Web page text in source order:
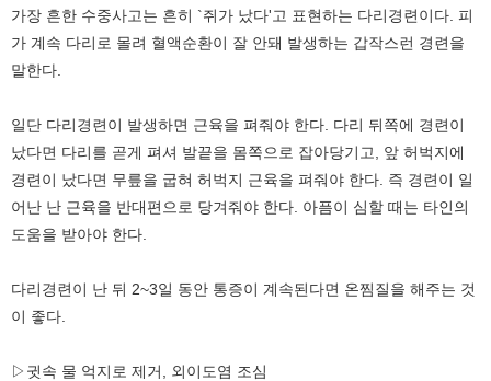
가장 흔한 수중사고는 흔히 `쥐가 났다'고 표현하는 다리경련이다. 피
가 계속 다리로 몰려 혈액순환이 잘 안돼 발생하는 갑작스런 경련을
말한다.
일단 다리경련이 발생하면 근육을 펴줘야 한다. 다리 뒤쪽에 경련이
났다면 다리를 곧게 펴셔 발끝을 몸쪽으로 잡아당기고, 앞 허벅지에
경련이 났다면 무릎을 굽혀 허벅지 근육을 펴줘야 한다. 즉 경련이 일
어난 난 근육을 반대편으로 당겨줘야 한다. 아픔이 심할 때는 타인의
도움을 받아야 한다.
다리경련이 난 뒤 2~3일 동안 통증이 계속된다면 온찜질을 해주는 것
이 좋다.
▷귓속 물 억지로 제거, 외이도염 조심